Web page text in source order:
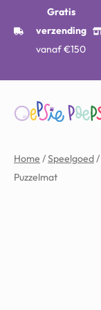
Gratis
verzending
vanaf €150
Home /Speelgoed/
Puzzelmat